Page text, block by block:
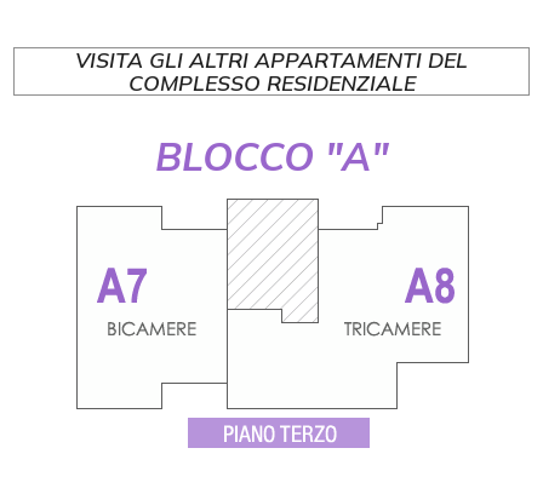
VISITA GLI ALTRI APPARTAMENTI DEL
COMPLESSO RESIDENZIALE
BLOCCO "A"